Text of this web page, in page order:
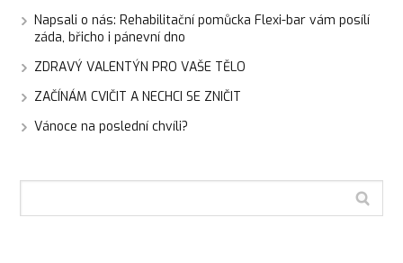
Napsali o nás: Rehabilitační pomůcka Flexi-bar vám posílí
záda, břicho i pánevní dno
ZDRAVÝ VALENTÝN PRO VAŠE TĚLO
ZAČÍNÁM CVIČIT A NECHCI SE ZNIČIT
Vánoce na poslední chvíli?